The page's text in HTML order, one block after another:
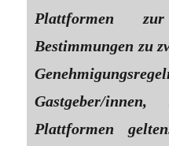
Plattformen
Bestimmungen zu
Gastgeber/
Plattformen